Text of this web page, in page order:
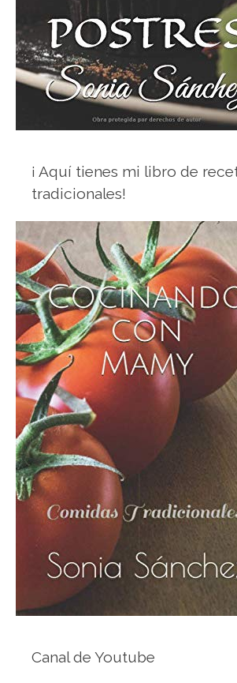
¡ Aquí tienes mi libro de
tradicionales!
Canal de Youtube